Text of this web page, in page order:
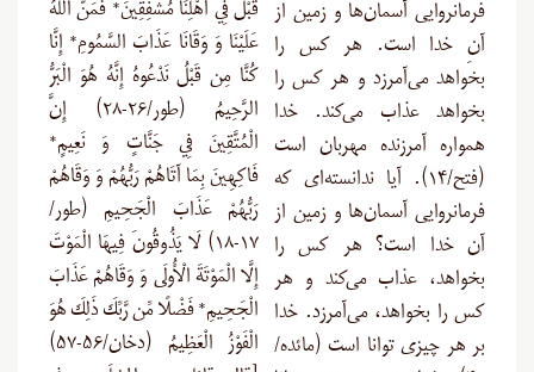
فرمانروایی آسمان‌ها و زمین از
آنِ خدا است. هر کس را
بخواهد می‌آمرزد و هر کس را
بخواهد عذاب می‌کند. خدا
همواره آمرزنده مهربان است
(فتح/۱۴). آیا ندانسته‌ای که
فرمانروایی آسمان‌ها و زمین از
آن خدا است؟ هر کس را
بخواهد، عذاب می‌کند و هر
کس را بخواهد، می‌آمرزد. خدا
بر هر چیزی توانا است (مائده/
قَبْلُ فِي أَهْلِنَا مُشْفِقِينَ* فَمَنَّ اللَّهُ
عَلَيْنَا وَ وَقَانَا عَذَابَ السَّمُومِ* إِنَّا
كُنَّا مِن قَبْلُ نَدْعُوهُ إِنَّهُ هُوَ الْبَرُّ
الرَّحِيمُ (طور/۲۶-۲۸) إِنَّ
الْمُتَّقِينَ فِي جَنَّاتٍ وَ نَعِيمٍ*
فَاكِهِينَ بِمَا آتَاهُمْ رَبُّهُمْ وَ وَقَاهُمْ
رَبُّهُمْ عَذَابَ الْجَحِيمِ (طور/
۱۷-۱۸) لَا يَذُوقُونَ فِيهَا الْمَوْتَ
إِلَّا الْمَوْتَةَ الْأُولَى وَ وَقَاهُمْ عَذَابَ
الْجَحِيمِ* فَضْلًا مِّن رَّبِّكَ ذَلِكَ هُوَ
الْفَوْزُ الْعَظِيمُ (دخان/۵۶-۵۷)